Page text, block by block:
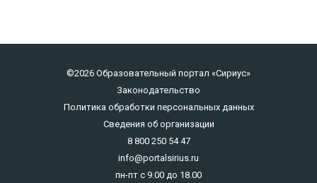
©2026 Образовательный портал «Сириус»
Законодательство
Политика обработки персональных данных
Сведения об организации
8 800 250 54 47
info@portalsirius.ru
пн-пт с 9.00 до 18.00